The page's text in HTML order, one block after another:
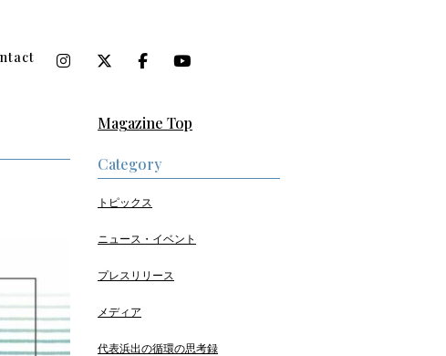
Magazine Top
Category
トピックス
ニュース・イベント
プレスリリース
メディア
代表浜出の循環の思考録